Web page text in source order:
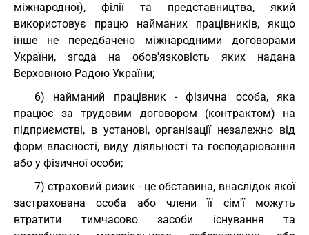
міжнародної), філії та представництва, який
використовує працю найманих працівників, якщо
інше не передбачено міжнародними договорами
України, згода на обов'язковість яких надана
Верховною Радою України;
6) найманий працівник - фізична особа, яка
працює за трудовим договором (контрактом) на
підприємстві, в установі, організації незалежно від
форм власності, виду діяльності та господарювання
або у фізичної особи;
7) страховий ризик - це обставина, внаслідок якої
застрахована особа або члени її сім'ї можуть
втратити тимчасово засоби існування та